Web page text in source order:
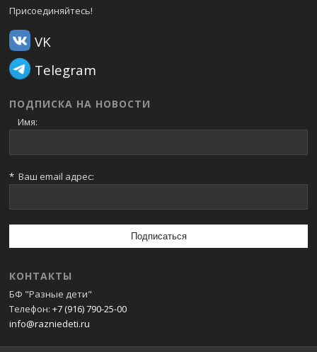
Присоединяйтесь!
VK
Telegram
ПОДПИСКА НА НОВОСТИ
Имя:
* Ваш email адрес:
КОНТАКТЫ
БФ "Разные дети"
Телефон: +7 (916) 790-25-00
info@razniedeti.ru